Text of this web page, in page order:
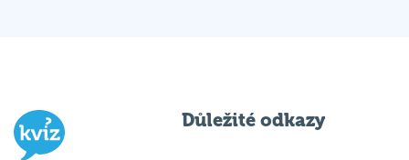
Důležité odkazy